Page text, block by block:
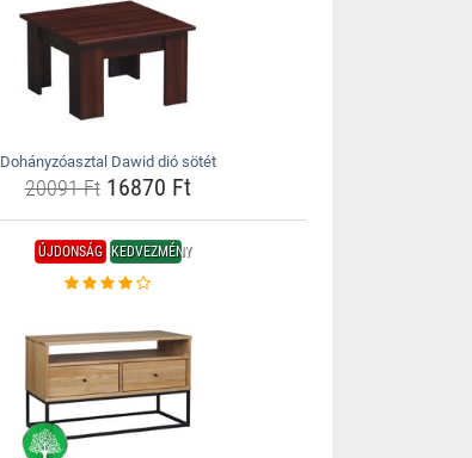
Dohányzóasztal Dawid dió sötét
20091 Ft16870 Ft
ÚJDONSÁG KEDVEZMÉNY